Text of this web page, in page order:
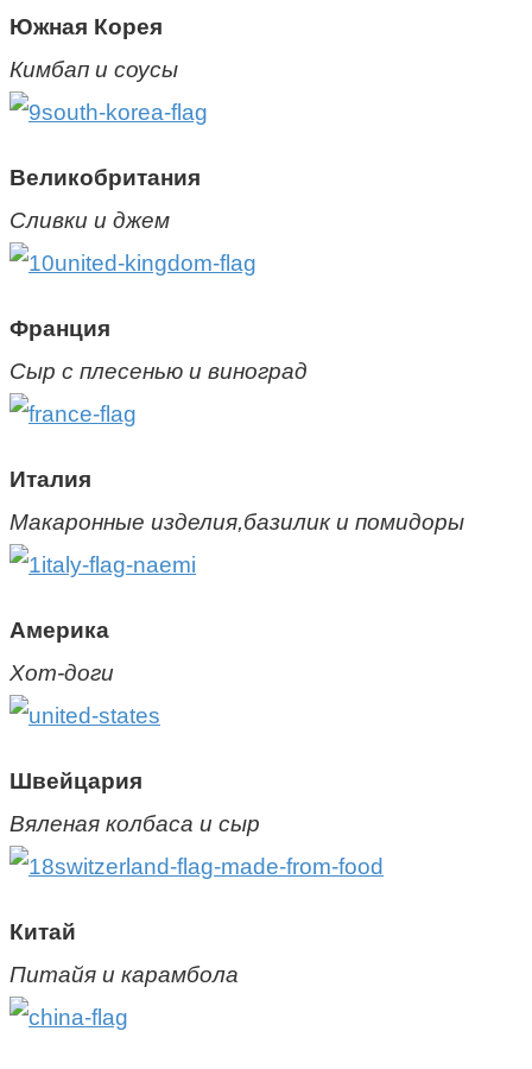
Южная Корея
Кимбап и соусы
Великобритания
Сливки и джем
Франция
Сыр с плесенью и виноград
Италия
Макаронные изделия,базилик и помидоры
Америка
Хот-доги
Швейцария
Вяленая колбаса и сыр
Китай
Питайя и карамбола